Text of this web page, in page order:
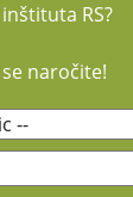
RS?
naročite!